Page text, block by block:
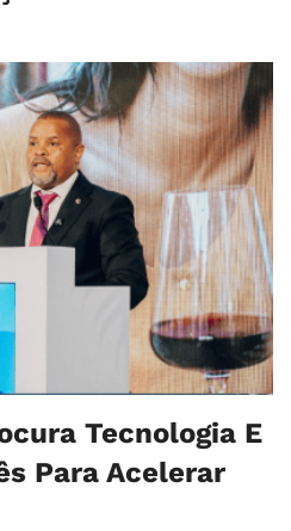
Tecnologia E
Para Acelerar